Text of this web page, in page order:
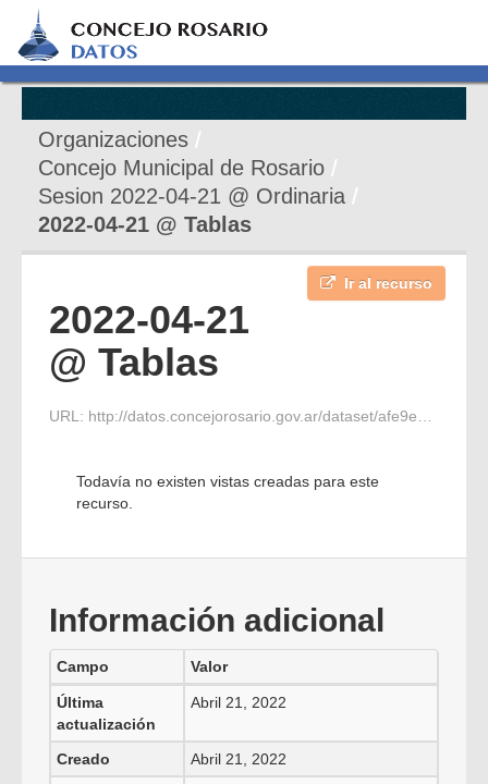
Organizaciones
Concejo Municipal de Rosario
Sesion 2022-04-21 @ Ordinaria
2022-04-21 @ Tablas
Ir al recurso
2022-04-21
@ Tablas
URL: http://datos.concejorosario.gov.ar/dataset/afe9eef0-ac84-42da-962e-d03d4836f738/resource/5343eb05-a412-4145-8f43-036427cd7da0/download/listado_568.pdf
Todavía no existen vistas creadas para este
recurso.
Información adicional
Campo Valor
Última
actualización
Abril 21, 2022
Creado
Abril 21, 2022